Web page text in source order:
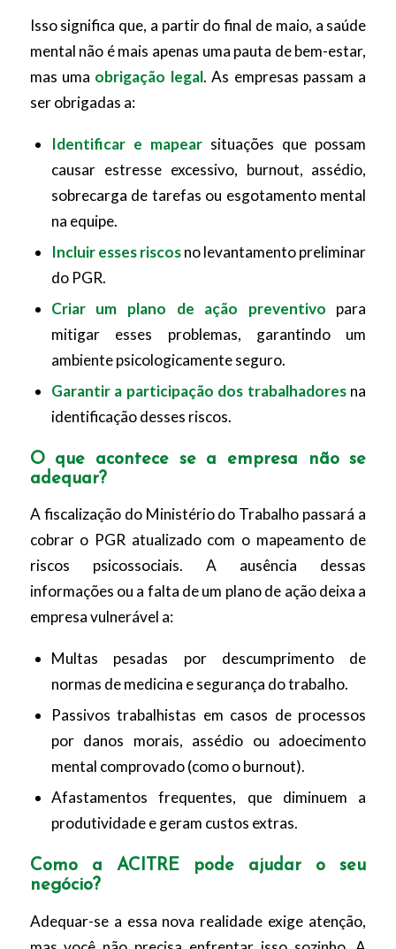
Isso significa que, a partir do final de maio, a saúde
mental não é mais apenas uma pauta de bem-estar,
mas uma obrigação legal. As empresas passam a
ser obrigadas a:
Identificar e mapear situações que possam
causar estresse excessivo, burnout, assédio,
sobrecarga de tarefas ou esgotamento mental
na equipe.
Incluir esses riscosno levantamento preliminar
do PGR.
Criar um plano de ação preventivo para
mitigar esses problemas, garantindo um
ambiente psicologicamente seguro.
Garantir a participação dos trabalhadoresna
identificação desses riscos.
O que acontece se a empresa não se
adequar?
A fiscalização do Ministério do Trabalho passará a
cobrar o PGR atualizado com o mapeamento de
riscos psicossociais. A ausência dessas
informações ou a falta de um plano de ação deixa a
empresa vulnerável a:
Multas pesadas por descumprimento de
normas de medicina e segurança do trabalho.
Passivos trabalhistas em casos de processos
por danos morais, assédio ou adoecimento
mental comprovado (como o burnout).
Afastamentos frequentes, que diminuem a
produtividade e geram custos extras.
Como a ACITRE pode ajudar o seu
negócio?
Adequar-se a essa nova realidade exige atenção,